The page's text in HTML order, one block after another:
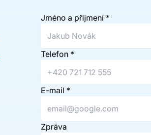
Jméno a přijmení *
Telefon *
E-mail *
Zpráva